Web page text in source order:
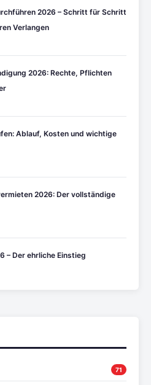
2026 – Schritt für Schritt
Verlangen
2026: Rechte, Pflichten
Ablauf, Kosten und wichtige
2026: Der vollständige
– Der ehrliche Einstieg
71